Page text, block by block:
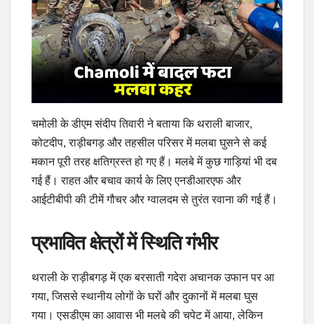
चमोली के डीएम संदीप तिवारी ने बताया कि थराली बाजार,
कोटदीप, राड़ीबगड़ और तहसील परिसर में मलबा घुसने से कई
मकान पूरी तरह क्षतिग्रस्त हो गए हैं। मलबे में कुछ गाड़ियां भी दब
गई हैं। राहत और बचाव कार्य के लिए एनडीआरएफ और
आईटीबीपी की टीमें गौचर और ग्वालदम से तुरंत रवाना की गई हैं।
प्रभावित क्षेत्रों में स्थिति गंभीर
थराली के राड़ीबगड़ में एक बरसाती गदेरा अचानक उफान पर आ
गया, जिससे स्थानीय लोगों के घरों और दुकानों में मलबा घुस
गया। एसडीएम का आवास भी मलबे की चपेट में आया, लेकिन